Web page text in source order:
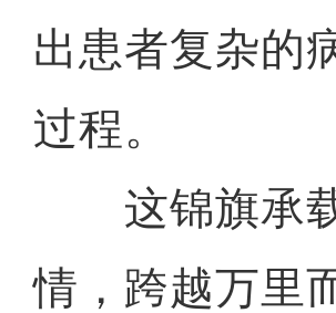
出患者复杂的
过程。
这锦旗承载
情，跨越万里